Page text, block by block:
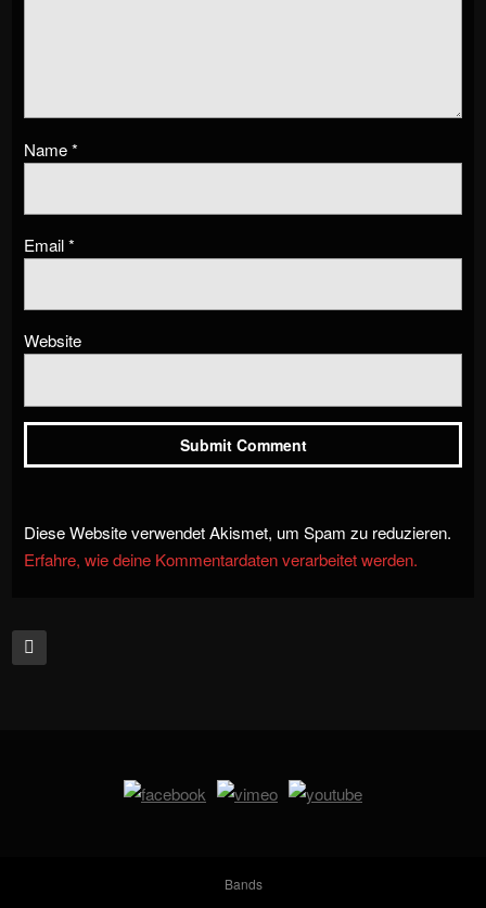
Name*
Email*
Website
Diese Website verwendet Akismet, um Spam zu reduzieren.
Erfahre, wie deine Kommentardaten verarbeitet werden.
Bands